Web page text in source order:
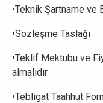
•Teknik Şartname ve
•Sözleşme Taslağı
•Teklif Mektubu ve
almalıdır
•Tebligat Taahhüt